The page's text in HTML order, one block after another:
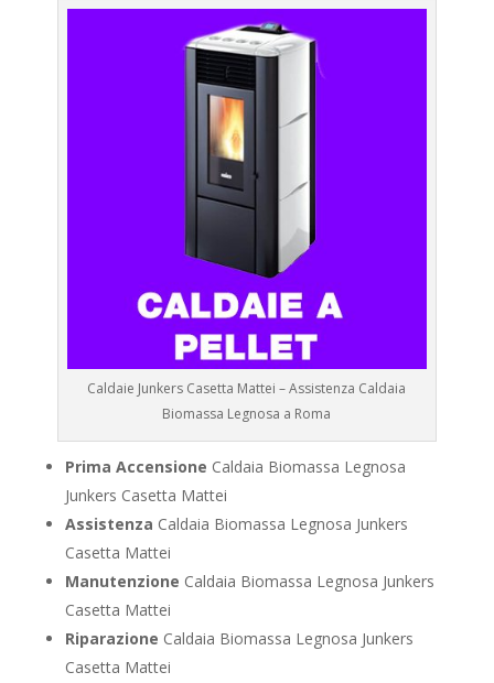
Caldaie Junkers Casetta Mattei – Assistenza Caldaia
Biomassa Legnosa a Roma
Prima Accensione Caldaia Biomassa Legnosa
Junkers Casetta Mattei
Assistenza Caldaia Biomassa Legnosa Junkers
Casetta Mattei
Manutenzione Caldaia Biomassa Legnosa Junkers
Casetta Mattei
Riparazione Caldaia Biomassa Legnosa Junkers
Casetta Mattei